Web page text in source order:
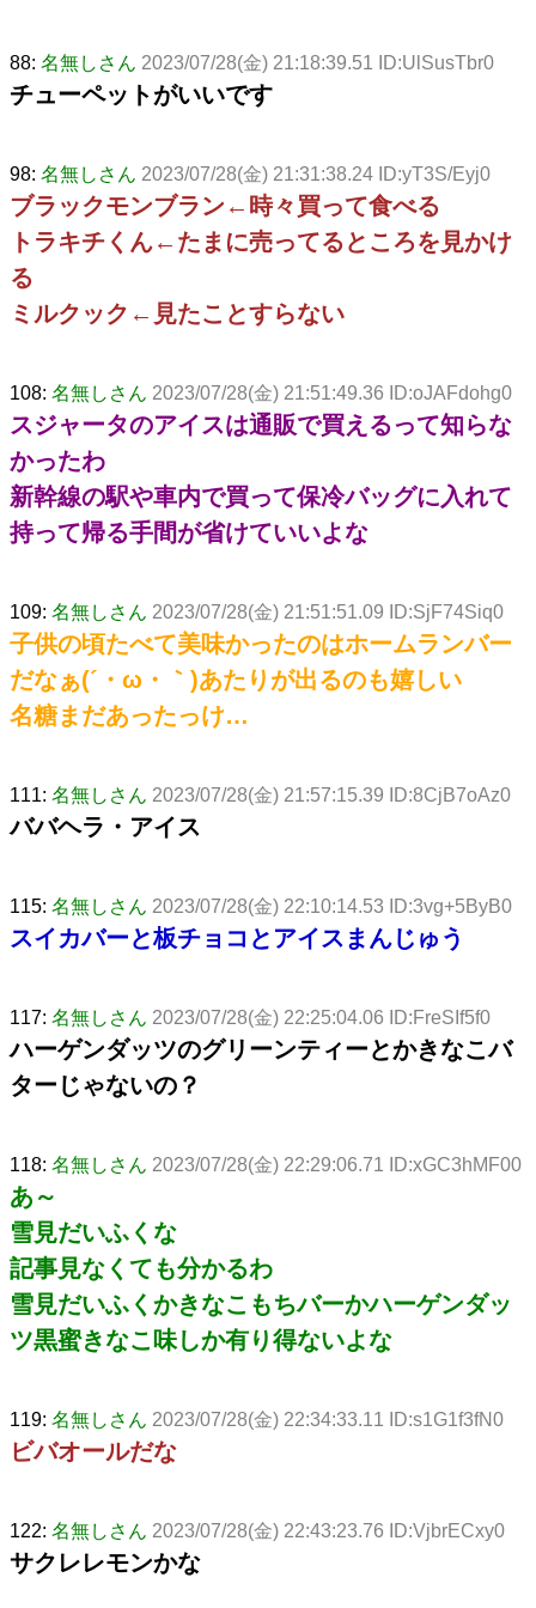
88: 名無しさん 2023/07/28(金) 21:18:39.51 ID:UlSusTbr0
チューペットがいいです
98: 名無しさん 2023/07/28(金) 21:31:38.24 ID:yT3S/Eyj0
ブラックモンブラン←時々買って食べる
トラキチくん←たまに売ってるところを見かけ
る
ミルクック←見たことすらない
108: 名無しさん 2023/07/28(金) 21:51:49.36 ID:oJAFdohg0
スジャータのアイスは通販で買えるって知らな
かったわ
新幹線の駅や車内で買って保冷バッグに入れて
持って帰る手間が省けていいよな
109: 名無しさん 2023/07/28(金) 21:51:51.09 ID:SjF74Siq0
子供の頃たべて美味かったのはホームランバー
だなぁ(´・ω・｀)あたりが出るのも嬉しい
名糖まだあったっけ…
111: 名無しさん 2023/07/28(金) 21:57:15.39 ID:8CjB7oAz0
ババヘラ・アイス
115: 名無しさん 2023/07/28(金) 22:10:14.53 ID:3vg+5ByB0
スイカバーと板チョコとアイスまんじゅう
117: 名無しさん 2023/07/28(金) 22:25:04.06 ID:FreSIf5f0
ハーゲンダッツのグリーンティーとかきなこバ
ターじゃないの？
118: 名無しさん 2023/07/28(金) 22:29:06.71 ID:xGC3hMF00
あ～
雪見だいふくな
記事見なくても分かるわ
雪見だいふくかきなこもちバーかハーゲンダッ
ツ黒蜜きなこ味しか有り得ないよな
119: 名無しさん 2023/07/28(金) 22:34:33.11 ID:s1G1f3fN0
ビバオールだな
122: 名無しさん 2023/07/28(金) 22:43:23.76 ID:VjbrECxy0
サクレレモンかな